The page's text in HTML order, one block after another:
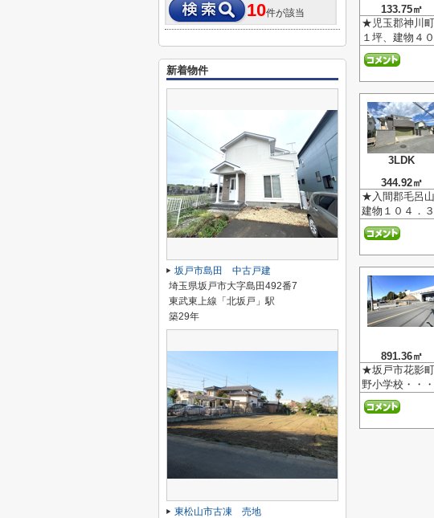
133.75㎡
★児玉郡神川
１坪、建物４
3LDK
344.92㎡
★入間郡毛呂
建物１０４．
891.36㎡
★坂戸市花影
野小学校・・
10件が該当
新着物件
坂戸市島田 中古戸建
埼玉県坂戸市大字島田492番7
東武東上線「北坂戸」駅
築29年
東松山市古凍 売地